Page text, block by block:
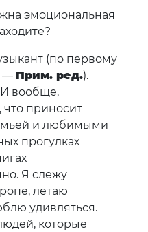
эмоциональная
(по первому
— Прим. ред.).
И вообще,
приносит
и любимыми
прогулках
Я слежу
летаю
удивляться.
которые